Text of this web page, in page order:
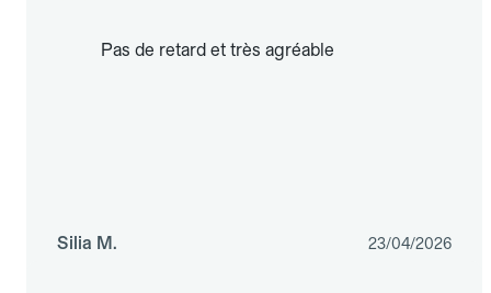
Pas de retard et très agréable
Silia M. 23/04/2026